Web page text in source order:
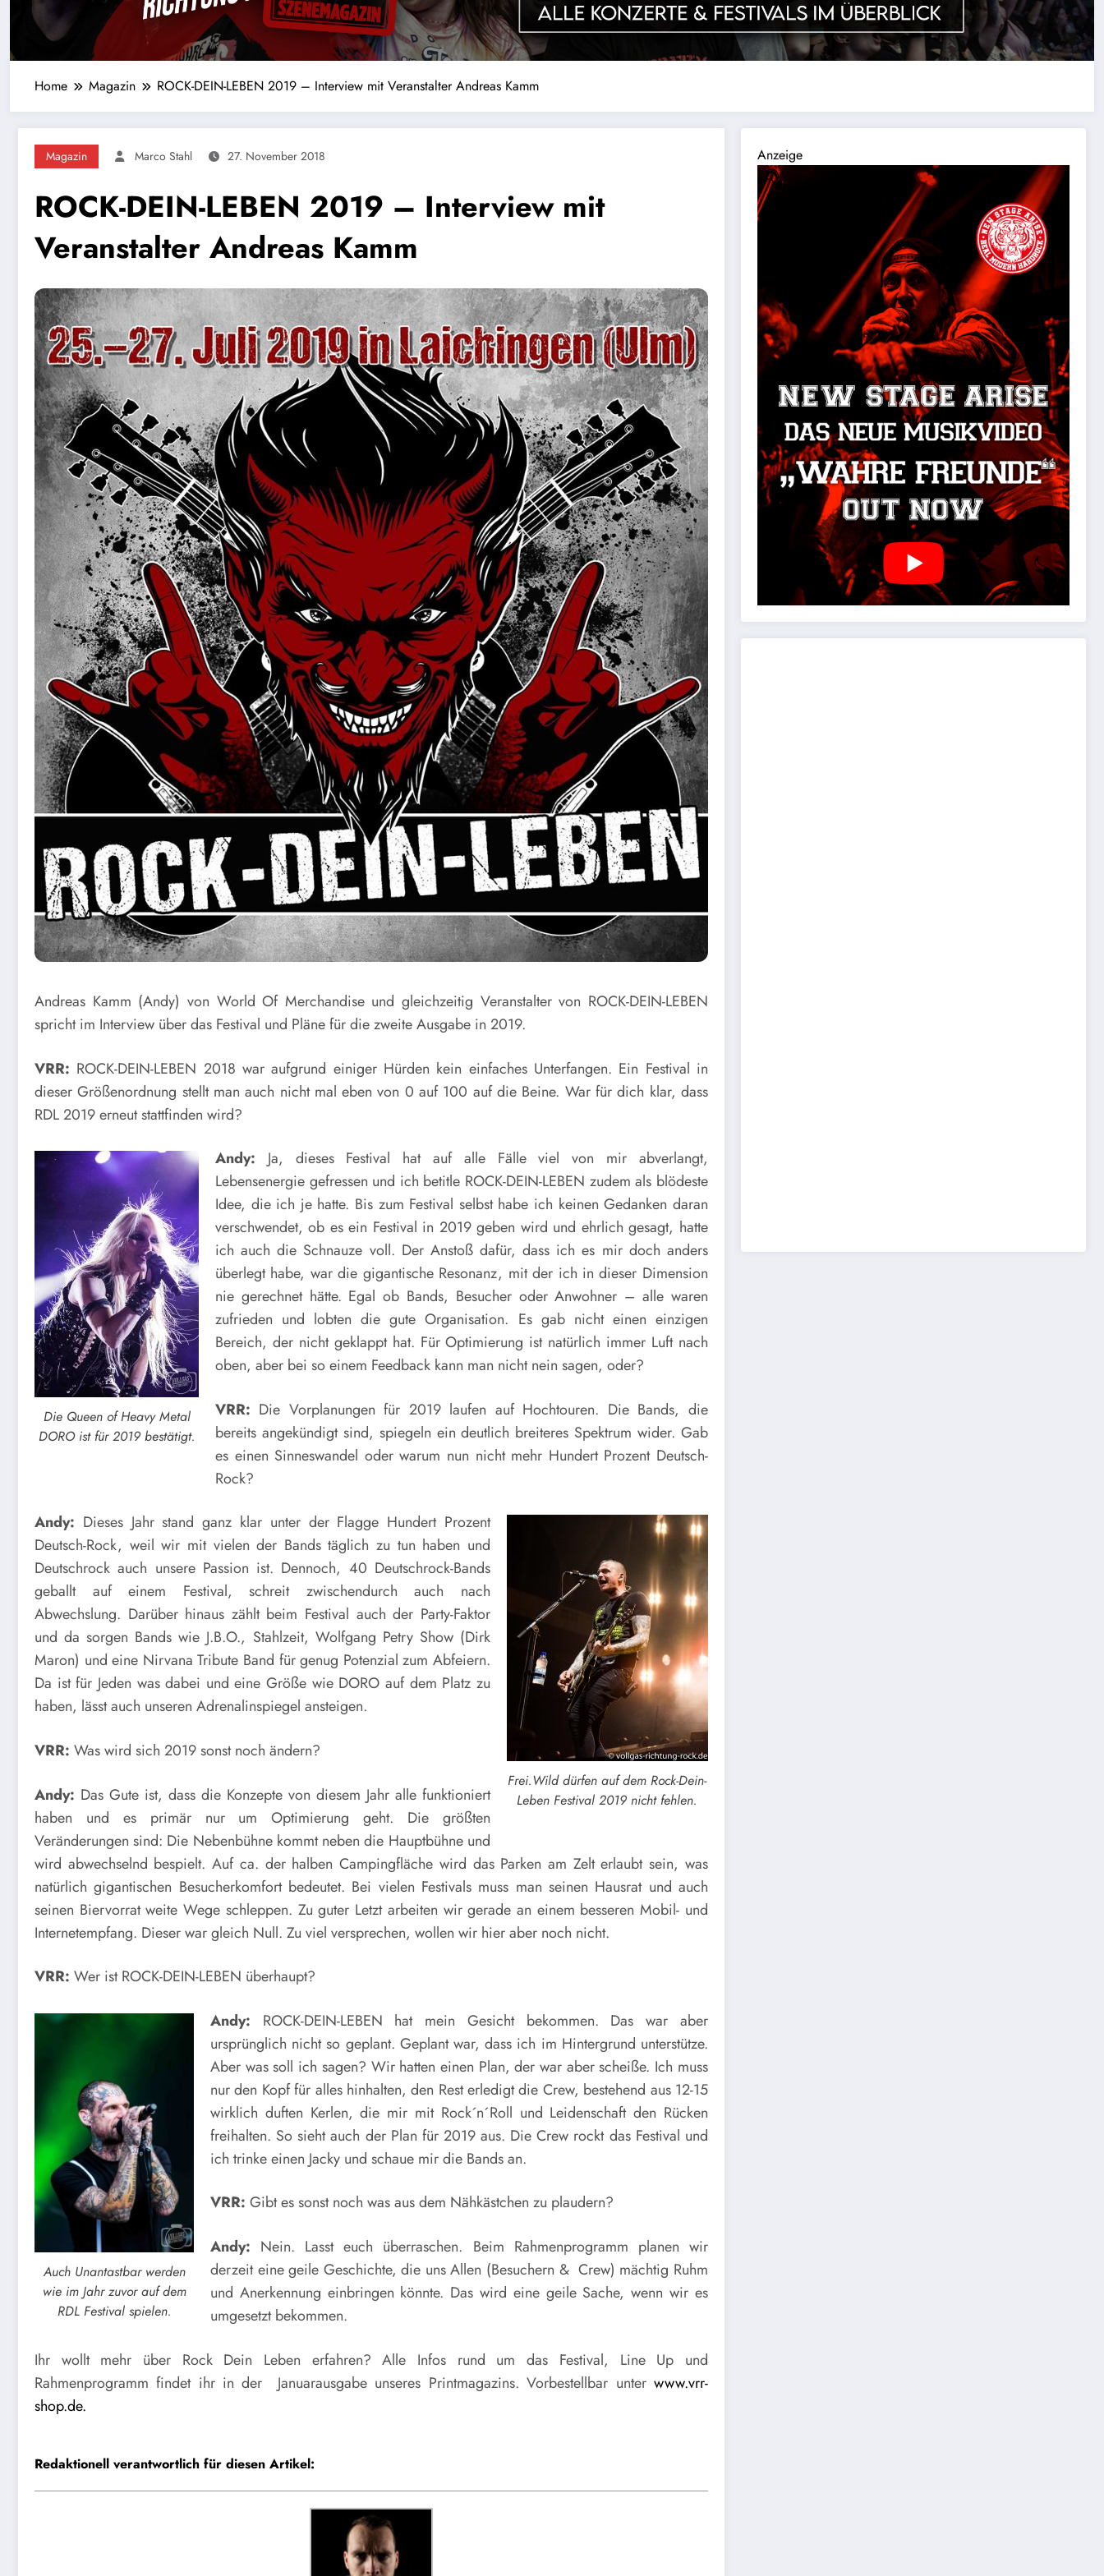
Home Magazin ROCK-DEIN-LEBEN 2019 – Interview mit Veranstalter Andreas Kamm
Magazin Marco Stahl 27. November 2018
ROCK-DEIN-LEBEN 2019 – Interview mit
Veranstalter Andreas Kamm
Andreas Kamm (Andy) von World Of Merchandise und gleichzeitig Veranstalter von ROCK-DEIN-LEBEN
spricht im Interview über das Festival und Pläne für die zweite Ausgabe in 2019.
VRR: ROCK-DEIN-LEBEN 2018 war aufgrund einiger Hürden kein einfaches Unterfangen. Ein Festival in
dieser Größenordnung stellt man auch nicht mal eben von 0 auf 100 auf die Beine. War für dich klar, dass
RDL 2019 erneut stattfinden wird?
Die Queen of Heavy Metal
DORO ist für 2019 bestätigt.
Andy: Ja, dieses Festival hat auf alle Fälle viel von mir abverlangt,
Lebensenergie gefressen und ich betitle ROCK-DEIN-LEBEN zudem als blödeste
Idee, die ich je hatte. Bis zum Festival selbst habe ich keinen Gedanken daran
verschwendet, ob es ein Festival in 2019 geben wird und ehrlich gesagt, hatte
ich auch die Schnauze voll. Der Anstoß dafür, dass ich es mir doch anders
überlegt habe, war die gigantische Resonanz, mit der ich in dieser Dimension
nie gerechnet hätte. Egal ob Bands, Besucher oder Anwohner – alle waren
zufrieden und lobten die gute Organisation. Es gab nicht einen einzigen
Bereich, der nicht geklappt hat. Für Optimierung ist natürlich immer Luft nach
oben, aber bei so einem Feedback kann man nicht nein sagen, oder?
VRR: Die Vorplanungen für 2019 laufen auf Hochtouren. Die Bands, die
bereits angekündigt sind, spiegeln ein deutlich breiteres Spektrum wider. Gab
es einen Sinneswandel oder warum nun nicht mehr Hundert Prozent Deutsch-
Rock?
Frei.Wild dürfen auf dem Rock-Dein-
Leben Festival 2019 nicht fehlen.
Andy: Dieses Jahr stand ganz klar unter der Flagge Hundert Prozent
Deutsch-Rock, weil wir mit vielen der Bands täglich zu tun haben und
Deutschrock auch unsere Passion ist. Dennoch, 40 Deutschrock-Bands
geballt auf einem Festival, schreit zwischendurch auch nach
Abwechslung. Darüber hinaus zählt beim Festival auch der Party-Faktor
und da sorgen Bands wie J.B.O., Stahlzeit, Wolfgang Petry Show (Dirk
Maron) und eine Nirvana Tribute Band für genug Potenzial zum Abfeiern.
Da ist für Jeden was dabei und eine Größe wie DORO auf dem Platz zu
haben, lässt auch unseren Adrenalinspiegel ansteigen.
VRR: Was wird sich 2019 sonst noch ändern?
Andy: Das Gute ist, dass die Konzepte von diesem Jahr alle funktioniert
haben und es primär nur um Optimierung geht. Die größten
Veränderungen sind: Die Nebenbühne kommt neben die Hauptbühne und
wird abwechselnd bespielt. Auf ca. der halben Campingfläche wird das Parken am Zelt erlaubt sein, was
natürlich gigantischen Besucherkomfort bedeutet. Bei vielen Festivals muss man seinen Hausrat und auch
seinen Biervorrat weite Wege schleppen. Zu guter Letzt arbeiten wir gerade an einem besseren Mobil- und
Internetempfang. Dieser war gleich Null. Zu viel versprechen, wollen wir hier aber noch nicht.
VRR: Wer ist ROCK-DEIN-LEBEN überhaupt?
Auch Unantastbar werden
wie im Jahr zuvor auf dem
RDL Festival spielen.
Andy: ROCK-DEIN-LEBEN hat mein Gesicht bekommen. Das war aber
ursprünglich nicht so geplant. Geplant war, dass ich im Hintergrund unterstütze.
Aber was soll ich sagen? Wir hatten einen Plan, der war aber scheiße. Ich muss
nur den Kopf für alles hinhalten, den Rest erledigt die Crew, bestehend aus 12-15
wirklich duften Kerlen, die mir mit Rock´n´Roll und Leidenschaft den Rücken
freihalten. So sieht auch der Plan für 2019 aus. Die Crew rockt das Festival und
ich trinke einen Jacky und schaue mir die Bands an.
VRR: Gibt es sonst noch was aus dem Nähkästchen zu plaudern?
Andy: Nein. Lasst euch überraschen. Beim Rahmenprogramm planen wir
derzeit eine geile Geschichte, die uns Allen (Besuchern & Crew) mächtig Ruhm
und Anerkennung einbringen könnte. Das wird eine geile Sache, wenn wir es
umgesetzt bekommen.
Ihr wollt mehr über Rock Dein Leben erfahren? Alle Infos rund um das Festival, Line Up und
Rahmenprogramm findet ihr in der Januarausgabe unseres Printmagazins. Vorbestellbar unter www.vrr-
shop.de.
Redaktionell verantwortlich für diesen Artikel:
Anzeige